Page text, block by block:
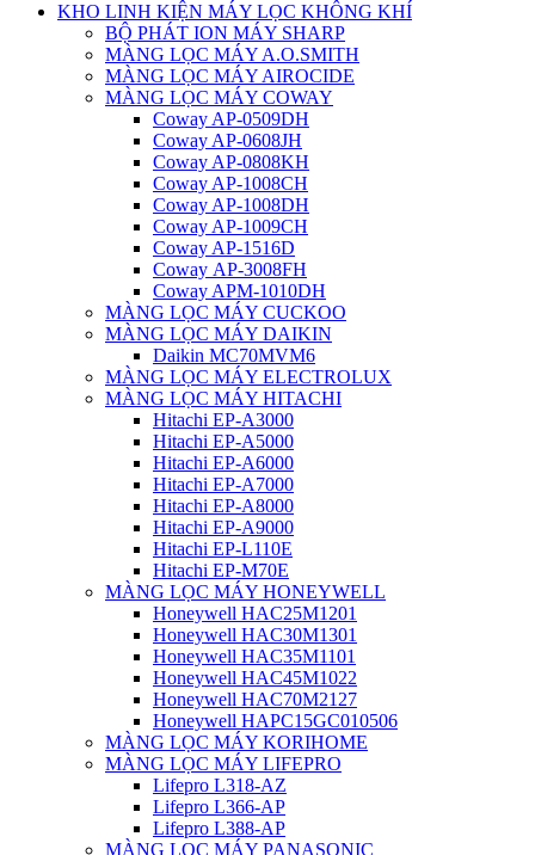
KHO LINH KIỆN MÁY LỌC KHÔNG KHÍ
BỘ PHÁT ION MÁY SHARP
MÀNG LỌC MÁY A.O.SMITH
MÀNG LỌC MÁY AIROCIDE
MÀNG LỌC MÁY COWAY
Coway AP-0509DH
Coway AP-0608JH
Coway AP-0808KH
Coway AP-1008CH
Coway AP-1008DH
Coway AP-1009CH
Coway AP-1516D
Coway AP-3008FH
Coway APM-1010DH
MÀNG LỌC MÁY CUCKOO
MÀNG LỌC MÁY DAIKIN
Daikin MC70MVM6
MÀNG LỌC MÁY ELECTROLUX
MÀNG LỌC MÁY HITACHI
Hitachi EP-A3000
Hitachi EP-A5000
Hitachi EP-A6000
Hitachi EP-A7000
Hitachi EP-A8000
Hitachi EP-A9000
Hitachi EP-L110E
Hitachi EP-M70E
MÀNG LỌC MÁY HONEYWELL
Honeywell HAC25M1201
Honeywell HAC30M1301
Honeywell HAC35M1101
Honeywell HAC45M1022
Honeywell HAC70M2127
Honeywell HAPC15GC010506
MÀNG LỌC MÁY KORIHOME
MÀNG LỌC MÁY LIFEPRO
Lifepro L318-AZ
Lifepro L366-AP
Lifepro L388-AP
MÀNG LỌC MÁY PANASONIC